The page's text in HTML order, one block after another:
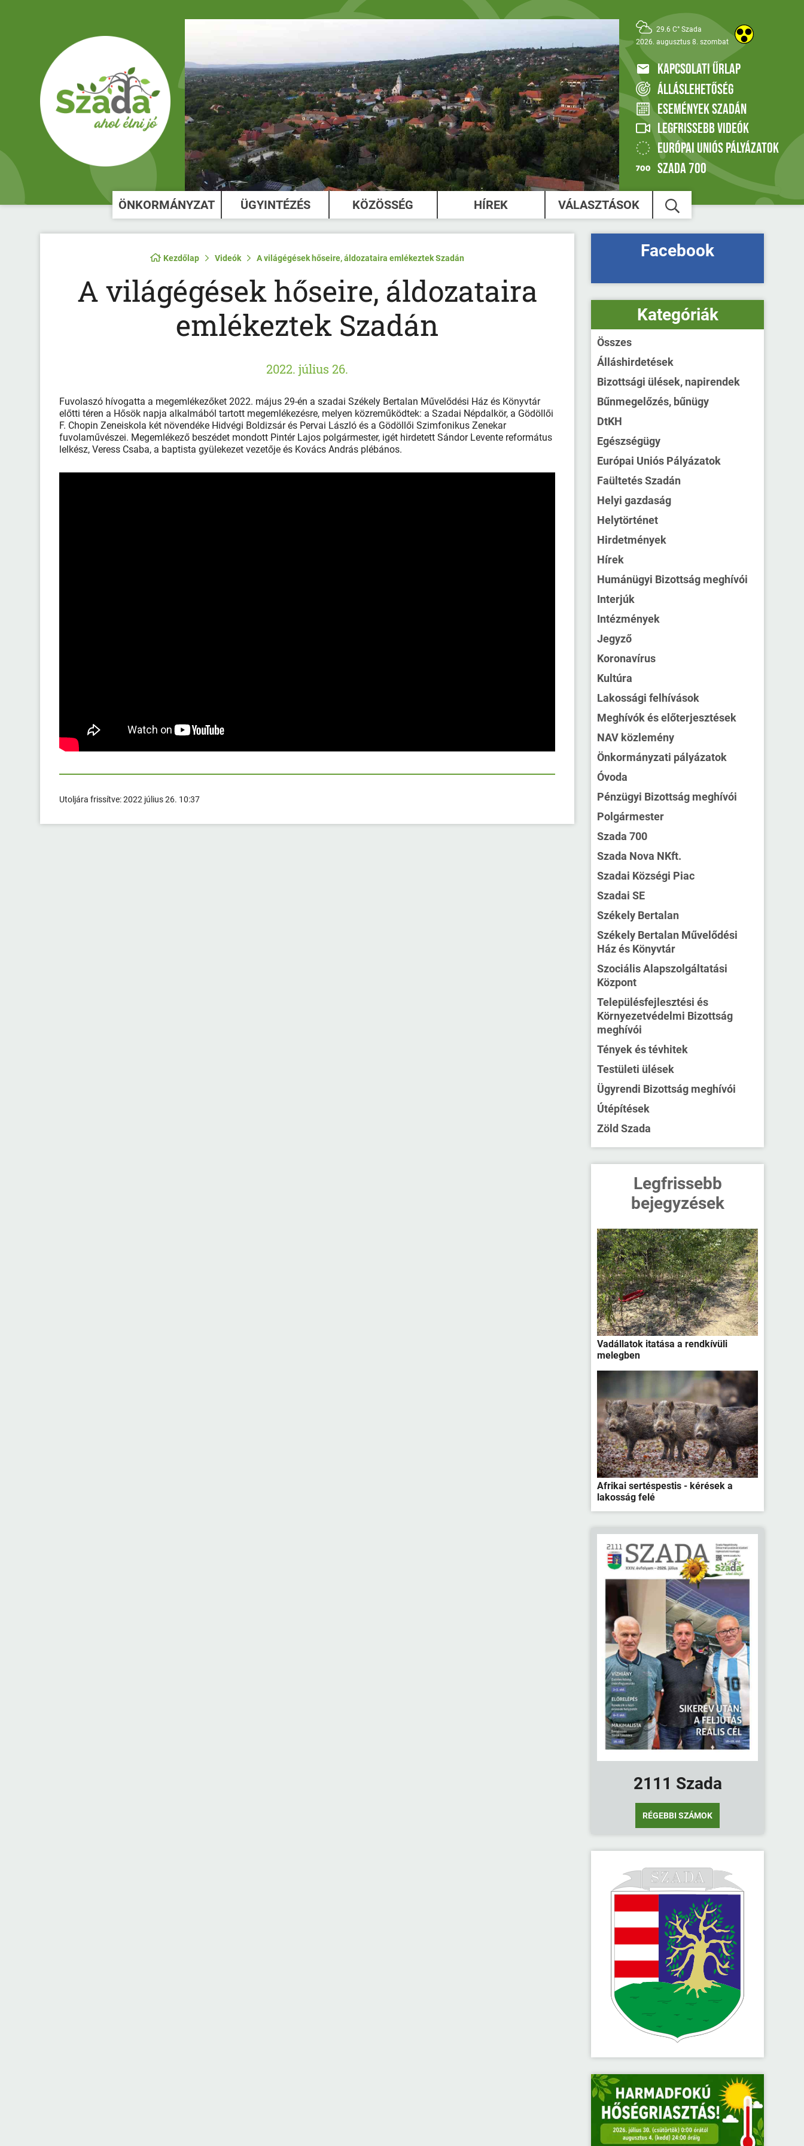
29.6 C° Szada
2026. augusztus 8. szombat
KAPCSOLATI ŰRLAP
ÁLLÁSLEHETŐSÉG
ESEMÉNYEK SZADÁN
LEGFRISSEBB VIDEÓK
EURÓPAI UNIÓS PÁLYÁZATOK
SZADA 700
ÖNKORMÁNYZAT ÜGYINTÉZÉS KÖZÖSSÉG HÍREK VÁLASZTÁSOK
Kezdőlap Videók A világégések hőseire, áldozataira emlékeztek Szadán
A világégések hőseire, áldozataira
emlékeztek Szadán
2022. július 26.
Fuvolaszó hívogatta a megemlékezőket 2022. május 29-én a szadai Székely Bertalan Művelődési Ház és Könyvtár
előtti téren a Hősök napja alkalmából tartott megemlékezésre, melyen közreműködtek: a Szadai Népdalkör, a Gödöllői
F. Chopin Zeneiskola két növendéke Hidvégi Boldizsár és Pervai László és a Gödöllői Szimfonikus Zenekar
fuvolaművészei. Megemlékező beszédet mondott Pintér Lajos polgármester, igét hirdetett Sándor Levente református
lelkész, Veress Csaba, a baptista gyülekezet vezetője és Kovács András plébános.
Utoljára frissítve:2022 július 26. 10:37
Facebook
Kategóriák
Összes
Álláshirdetések
Bizottsági ülések, napirendek
Bűnmegelőzés, bűnügy
DtKH
Egészségügy
Európai Uniós Pályázatok
Faültetés Szadán
Helyi gazdaság
Helytörténet
Hirdetmények
Hírek
Humánügyi Bizottság meghívói
Interjúk
Intézmények
Jegyző
Koronavírus
Kultúra
Lakossági felhívások
Meghívók és előterjesztések
NAV közlemény
Önkormányzati pályázatok
Óvoda
Pénzügyi Bizottság meghívói
Polgármester
Szada 700
Szada Nova NKft.
Szadai Községi Piac
Szadai SE
Székely Bertalan
Székely Bertalan Művelődési
Ház és Könyvtár
Szociális Alapszolgáltatási
Központ
Településfejlesztési és
Környezetvédelmi Bizottság
meghívói
Tények és tévhitek
Testületi ülések
Ügyrendi Bizottság meghívói
Útépítések
Zöld Szada
Legfrissebb
bejegyzések
Vadállatok itatása a rendkívüli
melegben
Afrikai sertéspestis - kérések a
lakosság felé
2111 Szada
RÉGEBBI SZÁMOK